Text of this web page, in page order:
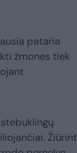
pataria
žmones tiek
Žiūrint